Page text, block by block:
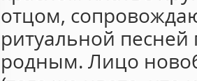
отцом,
ритуальной
родным. Лицо